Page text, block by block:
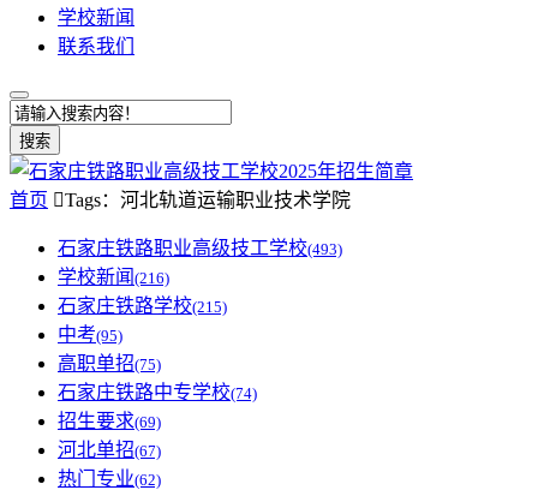
学校新闻
联系我们
搜索
首页 Tags：河北轨道运输职业技术学院
石家庄铁路职业高级技工学校(493)
学校新闻 (216)
石家庄铁路学校(215)
中考(95)
高职单招(75)
石家庄铁路中专学校(74)
招生要求(69)
河北单招(67)
热门专业(62)